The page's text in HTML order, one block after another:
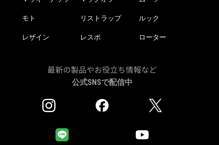
モト リストラップ ルック
レザイン レスポ ローター
最新の製品やお役立ち情報など
公式SNSで配信中